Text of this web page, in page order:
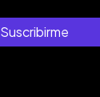
Suscribirme